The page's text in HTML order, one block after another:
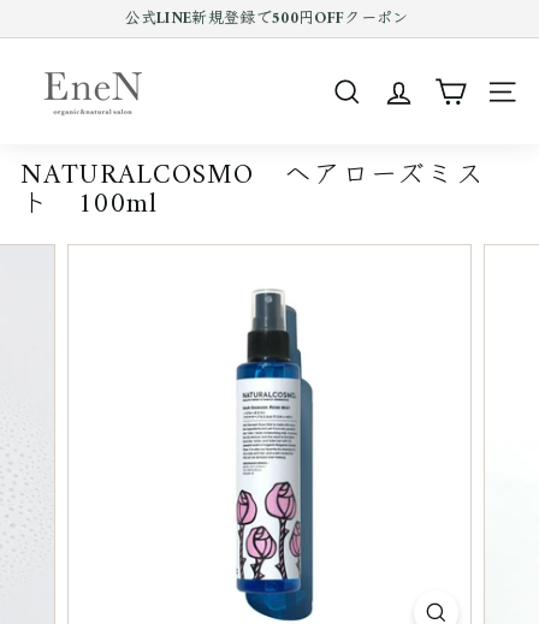
ン
る
Pause
公式LINE新規登録で500円OFFクーポン
N
o
n
l
p
SEARCH
NATURALCOSMO ヘアローズミス
ト 100ml